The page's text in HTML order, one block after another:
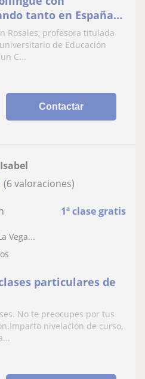
tanto en España
Rosales, profesora titulada
de Educación
C...
Contactar
1ª clase gratis
(6 valoraciones)
Vega...
particulares de
No te preocupes por tus
nivelación de curso,